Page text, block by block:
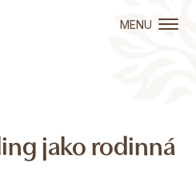
MENU
jako rodinná